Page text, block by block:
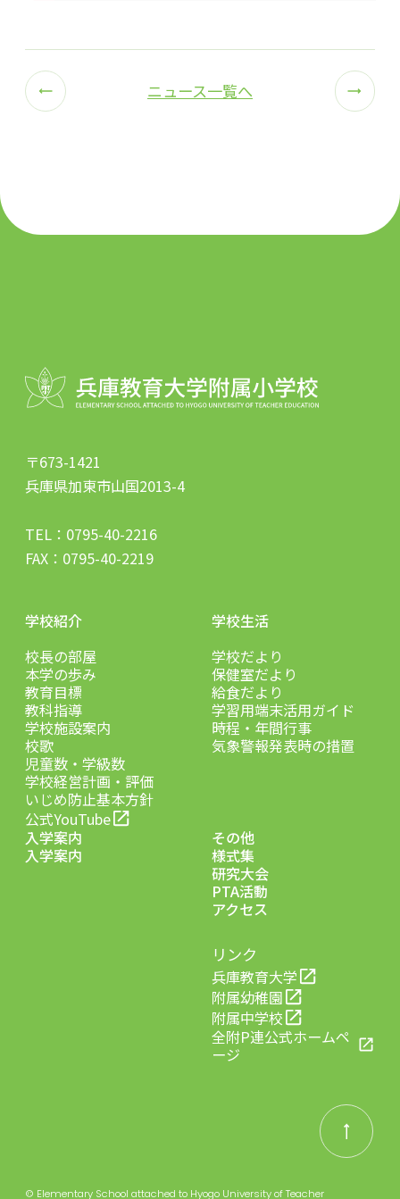
ニュース一覧へ
〒673-1421
兵庫県加東市山国2013-4
TEL： 0795-40-2216
FAX：0795-40-2219
学校紹介
校長の部屋
本学の歩み
教育目標
教科指導
学校施設案内
校歌
児童数・学級数
学校経営計画・評価
いじめ防止基本方針
公式YouTube
学校生活
学校だより
保健室だより
給食だより
学習用端末活用ガイド
時程・年間行事
気象警報発表時の措置
入学案内
入学案内
その他
様式集
研究大会
PTA活動
アクセス
リンク
兵庫教育大学
附属幼稚園
附属中学校
全附P連公式ホームペ
ージ
© Elementary School attached to Hyogo University of Teacher